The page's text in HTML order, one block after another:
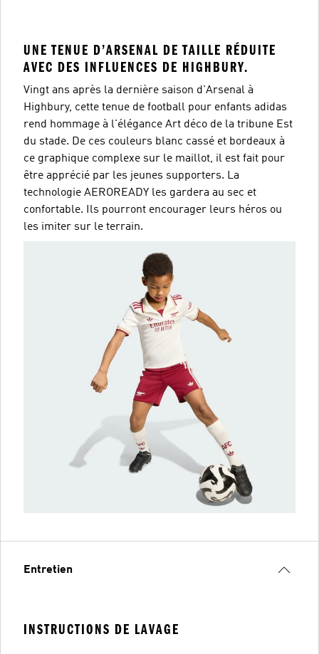
UNE TENUE D’ARSENAL DE TAILLE RÉDUITE
AVEC DES INFLUENCES DE HIGHBURY.
Vingt ans après la dernière saison d'Arsenal à
Highbury, cette tenue de football pour enfants adidas
rend hommage à l'élégance Art déco de la tribune Est
du stade. De ces couleurs blanc cassé et bordeaux à
ce graphique complexe sur le maillot, il est fait pour
être apprécié par les jeunes supporters. La
technologie AEROREADY les gardera au sec et
confortable. Ils pourront encourager leurs héros ou
les imiter sur le terrain.
Entretien
INSTRUCTIONS DE LAVAGE